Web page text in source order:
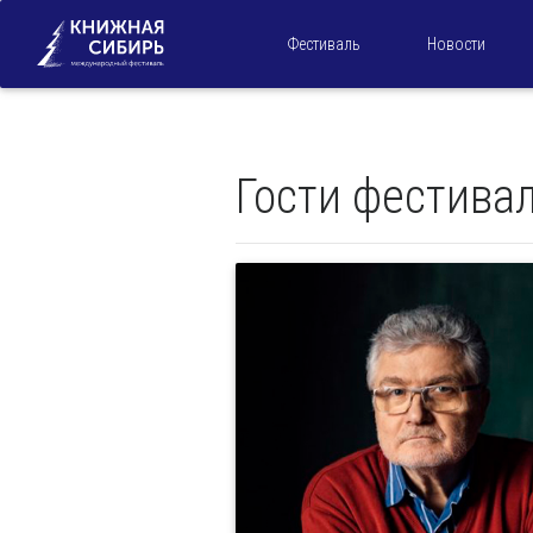
Фестиваль Новости
Гости